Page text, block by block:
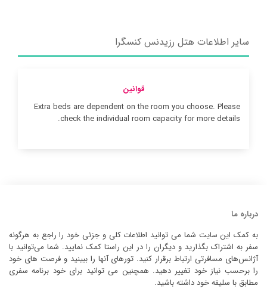
سایر اطلاعات هتل رزیدنس کنسگرا
قوانین
Extra beds are dependent on the room you choose. Please
check the individual room capacity for more details.
درباره ما
به کمک این سایت شما می توانید اطلاعات کلی و جزئی خود را راجع به هرگونه
سفر به اشتراک بگذارید و دیگران را در این راستا کمک نمایید. شما می‌توانید با
آژانس‌های مسافرتی ارتباط برقرار کنید. تورهای آنها را ببینید و فرصت های خود
را برحسب نیاز خود تغییر دهید. همچنین می توانید برای خود برنامه سفری
مطابق با سلیقه خود داشته باشید.